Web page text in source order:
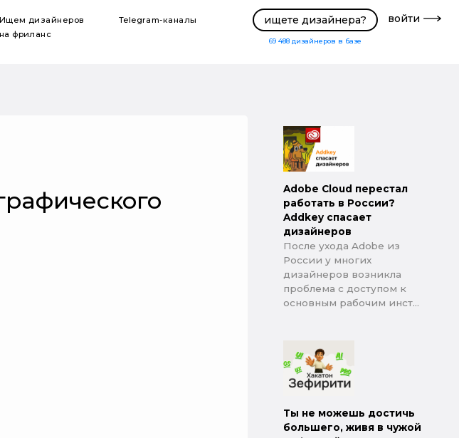
Ищем дизайнеров
на фриланс
Telegram-каналы ищете дизайнера?
69 488 дизайнеров в базе
войти
Adobe Cloud перестал
работать в России?
Addkey спасает
дизайнеров
После ухода Adobe из
России у многих
дизайнеров возникла
проблема с доступом к
основным рабочим инст...
Ты не можешь достичь
большего, живя в чужой